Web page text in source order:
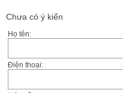
Chưa có ý kiến
Họ tên:
Điện thoại: